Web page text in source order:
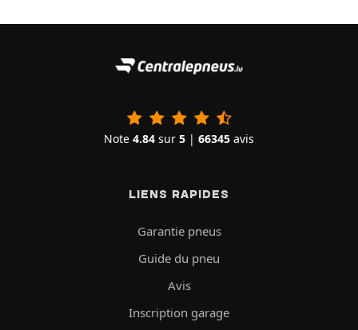
Note 4.84 sur 5 | 66345 avis
LIENS RAPIDES
Garantie pneus
Guide du pneu
Avis
Inscription garage